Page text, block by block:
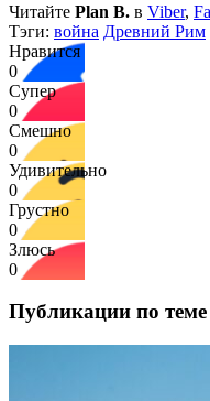
Читайте Plan B. в Viber,
Тэги: война Древний Рим
Нравится
0
Супер
0
Смешно
0
Удивительно
0
Грустно
0
Злюсь
0
Публикации по теме